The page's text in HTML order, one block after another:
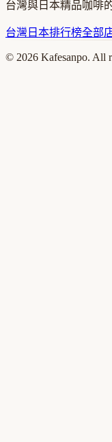
台灣與日本精品咖啡
台灣 日本排行榜全部
© 2026 Kafesanpo. All